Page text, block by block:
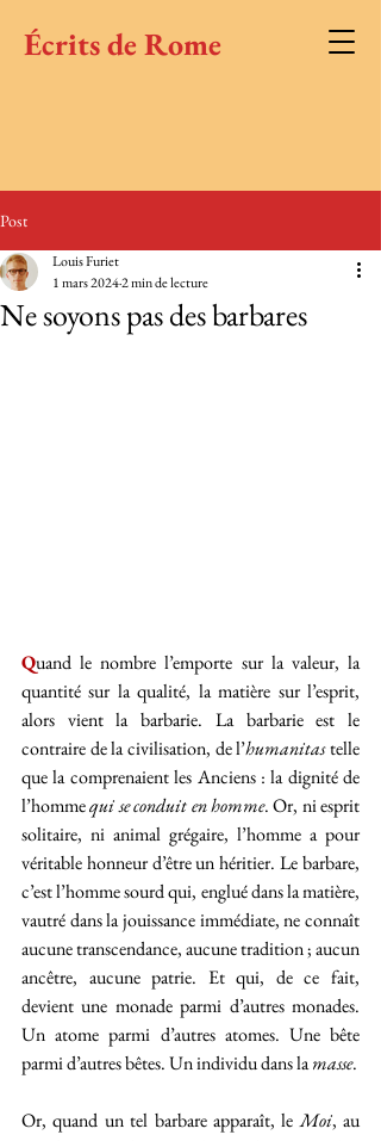
Écrits de Rome
Post
Ne soyons pas des barbares
Louis Furiet
1 mars 20242 min de lecture
Quand le nombre l’emporte sur la valeur, la
quantité sur la qualité, la matière sur l’esprit,
alors vient la barbarie. La barbarie est le
contraire de la civilisation, de l’humanitas telle
que la comprenaient les Anciens : la dignité de
l’homme qui se conduit en homme. Or, ni esprit
solitaire, ni animal grégaire, l’homme a pour
véritable honneur d’être un héritier. Le barbare,
c’est l’homme sourd qui, englué dans la matière,
vautré dans la jouissance immédiate, ne connaît
aucune transcendance, aucune tradition ; aucun
ancêtre, aucune patrie. Et qui, de ce fait,
devient une monade parmi d’autres monades.
Un atome parmi d’autres atomes. Une bête
parmi d’autres bêtes. Un individu dans la masse.
Or, quand un tel barbare apparaît, le Moi, au